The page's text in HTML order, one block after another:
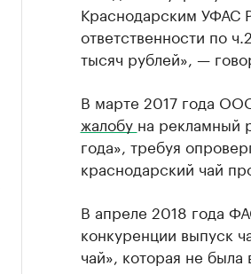
Краснодарским УФАС
ответственности по
тысяч рублей», —
В марте 2017 года
жалобу на рекламный
года», требуя
краснодарский чай
В апреле 2018 года
конкуренции выпуск
чай», которая не